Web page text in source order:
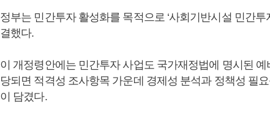
정부는 민간투자 활성화를 목적으로 ‘사회기반시설 민간투
결했다.
이 개정령안에는 민간투자 사업도 국가재정법에 명시된
당되면 적격성 조사항목 가운데 경제성 분석과 정책성 필
이 담겼다.